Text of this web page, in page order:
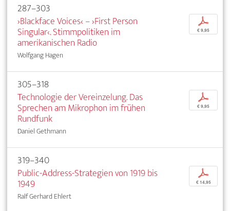
287–303
›Blackface Voices‹ – ›First Person
Singular‹. Stimmpolitiken im
amerikanischen Radio
Wolfgang Hagen
p
€ 9,95
305–318
Technologie der Vereinzelung. Das
Sprechen am Mikrophon im frühen
Rundfunk
Daniel Gethmann
p
€ 9,95
319–340
Public-Address-Strategien von 1919 bis
1949
Ralf Gerhard Ehlert
p
€ 14,95